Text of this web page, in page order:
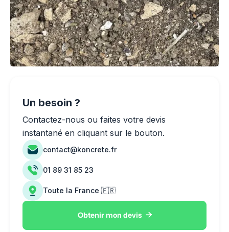
Un besoin ?
Contactez-nous ou faites votre devis
instantané en cliquant sur le bouton.
contact@koncrete.fr
01 89 31 85 23
Toute la France 🇫🇷
Obtenir mon devis 